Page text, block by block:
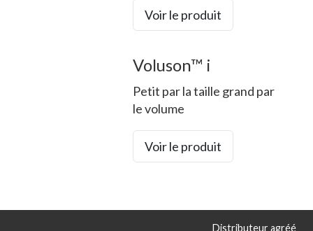
Voir le produit
Voluson™ i
Petit par la taille grand par
le volume
Voir le produit
Distributeur agréé